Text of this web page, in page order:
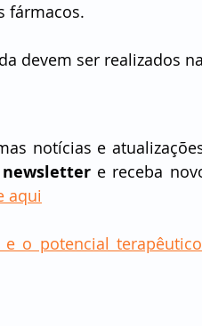
fármacos.
devem ser realizados na
notícias e
e receba
aqui
e o potencial